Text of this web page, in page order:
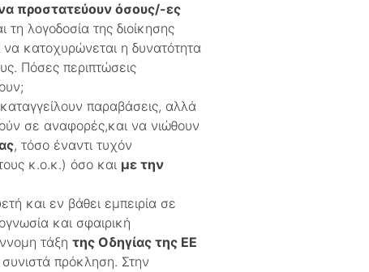
προστατεύουν όσους/-ες
τη λογοδοσία της διοίκησης
κατοχυρώνεται η δυνατότητα
Πόσες περιπτώσεις
παραβάσεις, αλλά
σε αναφορές,και να νιώθουν
, τόσο έναντι τυχόν
κ.ο.κ.) όσο και με την
και εν βάθει εμπειρία σε
και σφαιρική
τάξη της Οδηγίας της ΕΕ
πρόκληση. Στην